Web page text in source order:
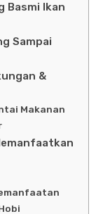
Basmi Ikan
Sampai
&
Makanan